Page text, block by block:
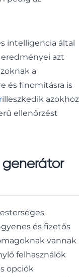
intelligencia által
azt
a
és finomításra is
illeszkedik azokhoz
ellenőrzést
és fizetős
vannak
felhasználók
opciók